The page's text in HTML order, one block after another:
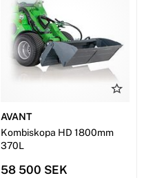
AVANT
Kombiskopa HD 1800mm
370L
58 500 SEK